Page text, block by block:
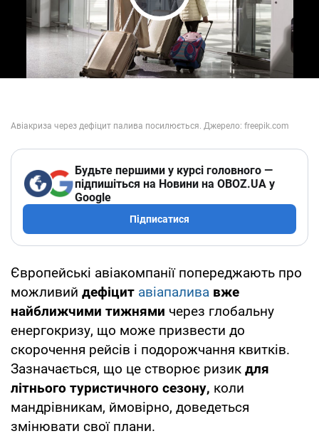
Play Video
Будьте першими у курсі головного —
підпишіться на Новини на OBOZ.UA у
Google
Підписатися
Європейські авіакомпанії попереджають про
можливий дефіцит авіапалива вже
найближчими тижнями через глобальну
енергокризу, що може призвести до
скорочення рейсів і подорожчання квитків.
Зазначається, що це створює ризик для
літнього туристичного сезону, коли
мандрівникам, ймовірно, доведеться
змінювати свої плани.